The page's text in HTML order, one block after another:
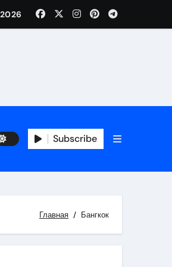
Subscribe
Главная Бангкок